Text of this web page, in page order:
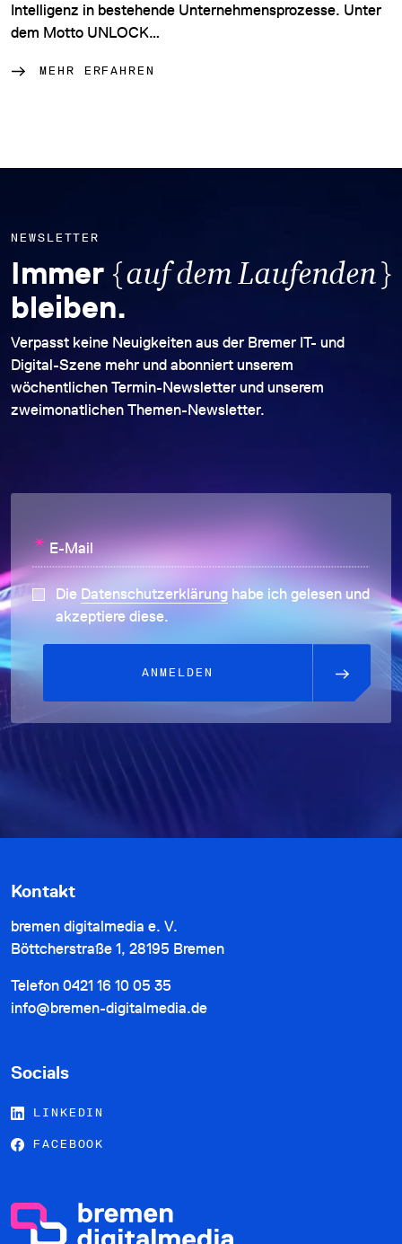
Intelligenz in bestehende Unternehmensprozesse. Unter
dem Motto UNLOCK…
MEHR ERFAHREN
NEWSLETTER
Immer {auf dem Laufenden}
bleiben.
Verpasst keine Neuigkeiten aus der Bremer IT- und
Digital-Szene mehr und abonniert unserem
wöchentlichen Termin-Newsletter und unserem
zweimonatlichen Themen-Newsletter.
* E-Mail
Die Datenschutzerklärunghabe ich gelesen und
akzeptiere diese.
ANMELDEN
Kontakt
bremen digitalmedia e. V.
Böttcherstraße 1, 28195 Bremen
Telefon 0421 16 10 05 35
info@bremen-digitalmedia.de
Socials
LINKEDIN
FACEBOOK